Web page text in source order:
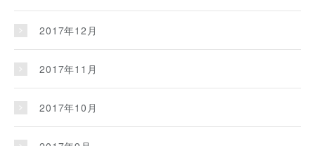
2017年12月
2017年11月
2017年10月